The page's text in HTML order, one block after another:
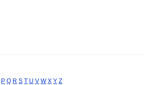
P Q R S T U V W X Y Z